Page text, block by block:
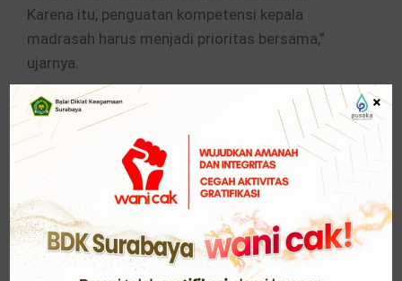
Karena itu, penguatan kompetensi kepala
madrasah harus menjadi prioritas bersama,”
ujarnya.
Ia menambahkan, sinergi kelembagaan seperti ini
merupakan langkah nyata untuk memastikan
kualitas manajemen pendidikan di madrasah
terus meningkat.
Menurutnya, BDK Surabaya berkomitmen
menghadirkan pelatihan yang tidak hanya
bersifat administratif, tetapi juga menyentuh
×